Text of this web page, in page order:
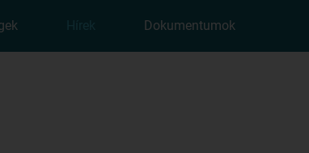
Dokumentumok